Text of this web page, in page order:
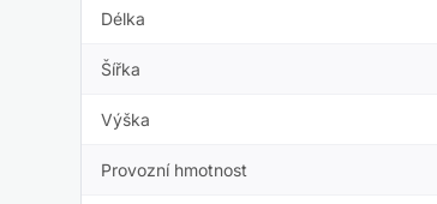
Délka
Šířka
Výška
Provozní hmotnost